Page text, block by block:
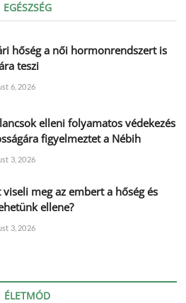
EGÉSZSÉG
hőség a női hormonrendszert is
teszi
6, 2026
elleni folyamatos védekezés
figyelmeztet a Nébih
3, 2026
viseli meg az embert a hőség és
ellene?
3, 2026
ÉLETMÓD